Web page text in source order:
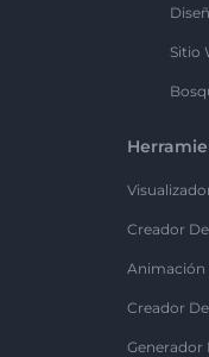
Sitio
Creador
Animación
Creador
Generador